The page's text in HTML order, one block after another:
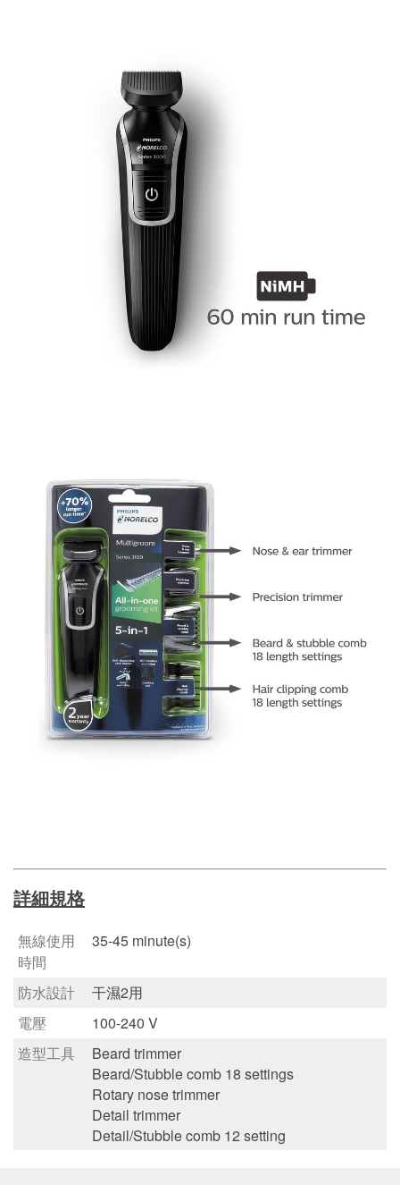
詳細規格
無線使用
時間
35-45 minute(s)
防水設計
干濕2用
電壓
100-240 V
造型工具
Beard trimmer
Beard/Stubble comb 18 settings
Rotary nose trimmer
Detail trimmer
Detail/Stubble comb 12 setting